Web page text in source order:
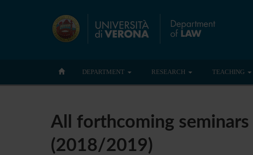
DEPARTMENT RESEARCH TEACHING
All forthcoming seminars
(2018/2019)